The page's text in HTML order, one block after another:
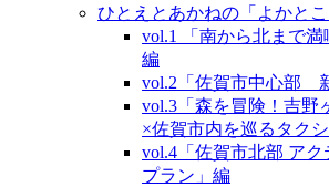
ひとえとあかねの「よかとこ
vol.1 「南から北まで満
編
vol.2「佐賀市中心部
vol.3「森を冒険！吉野
×佐賀市内を巡るタク
vol.4「佐賀市北部 ア
プラン」編